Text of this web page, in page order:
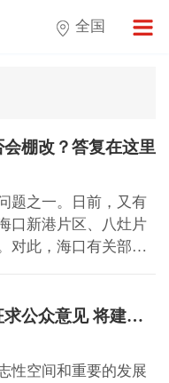
全国
棚改？答复在这里
题之一。日前，又有
口新港片区、八灶片
对此，海口有关部门
区(城中村)改造项目
上海黄浦江苏州河沿岸规划征求公众意见 将建世界级滨水区
性空间和重要的发展